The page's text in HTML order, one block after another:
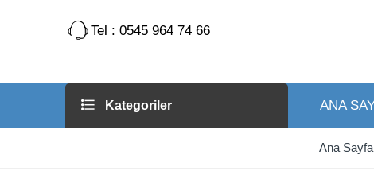
Tel : 0545 964 74 66
Kategoriler ANA
Ana Sayfa